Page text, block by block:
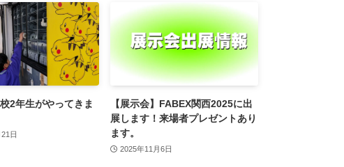
2年生がやってきま
日
【展示会】FABEX関西2025に出
展します！来場者プレゼントあり
ます。
2025年11月6日